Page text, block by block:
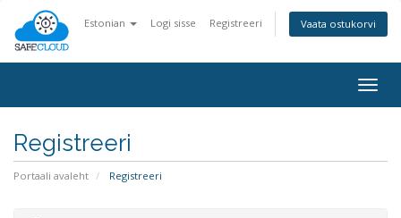
Estonian Logi sisse Registreeri Vaata ostukorvi
Registreeri
Portaali avaleht Registreeri